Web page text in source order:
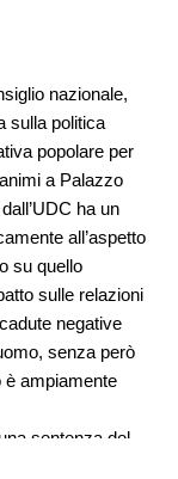
nazionale,
sulla politica
popolare per
a Palazzo
ha un
all’aspetto
su quello
sulle relazioni
negative
senza però
è ampiamente
sentenza del
che la